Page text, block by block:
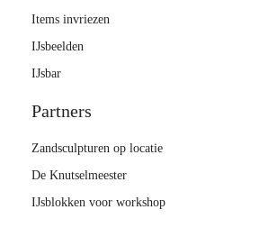
Items invriezen
IJsbeelden
IJsbar
Partners
Zandsculpturen op locatie
De Knutselmeester
IJsblokken voor workshop